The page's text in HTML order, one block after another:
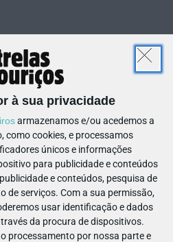
à sua privacidade
armazenamos e/ou acedemos a
como cookies, e processamos
únicos e informações
para publicidade e conteúdos
e conteúdos, pesquisa de
de serviços. Com a sua permissão,
usar identificação e dados
da procura de dispositivos.
processamento por nossa parte e
23